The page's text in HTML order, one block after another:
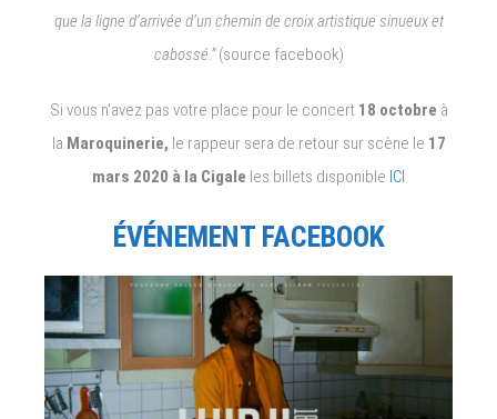
que la ligne d’arrivée d’un chemin de croix artistique sinueux et
cabossé.”(source facebook)
Si vous n’avez pas votre place pour le concert 18 octobre à
la Maroquinerie, le rappeur sera de retour sur scène le 17
mars 2020 à la Cigale les billets disponible ICI
ÉVÉNEMENT FACEBOOK